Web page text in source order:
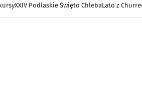
XXIV Podlaskie Święto ChlebaLato z